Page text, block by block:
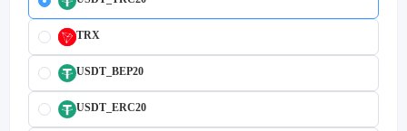
TRX
USDT_BEP20
USDT_ERC20